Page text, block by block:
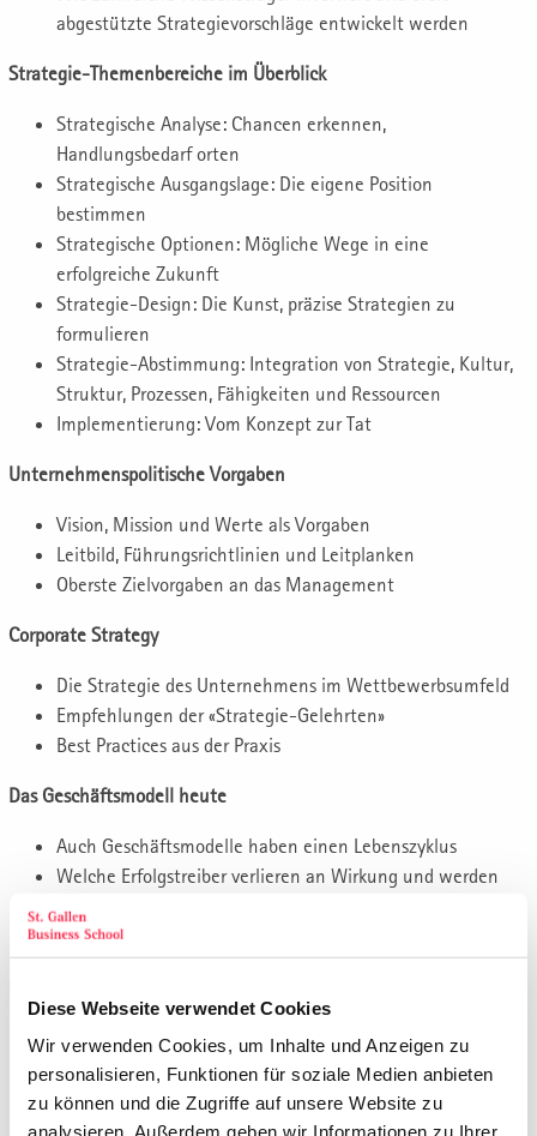
Diese Webseite verwendet Cookies
Wir verwenden Cookies, um Inhalte und Anzeigen zu
personalisieren, Funktionen für soziale Medien anbieten
zu können und die Zugriffe auf unsere Website zu
analysieren. Außerdem geben wir Informationen zu Ihrer
abgestützte Strategievorschläge entwickelt werden
Strategie-Themenbereiche im Überblick
Strategische Analyse: Chancen erkennen,
Handlungsbedarf orten
Strategische Ausgangslage: Die eigene Position
bestimmen
Strategische Optionen: Mögliche Wege in eine
erfolgreiche Zukunft
Strategie-Design: Die Kunst, präzise Strategien zu
formulieren
Strategie-Abstimmung: Integration von Strategie, Kultur,
Struktur, Prozessen, Fähigkeiten und Ressourcen
Implementierung: Vom Konzept zur Tat
Unternehmenspolitische Vorgaben
Vision, Mission und Werte als Vorgaben
Leitbild, Führungsrichtlinien und Leitplanken
Oberste Zielvorgaben an das Management
Corporate Strategy
Die Strategie des Unternehmens im Wettbewerbsumfeld
Empfehlungen der «Strategie-Gelehrten»
Best Practices aus der Praxis
Das Geschäftsmodell heute
Auch Geschäftsmodelle haben einen Lebenszyklus
Welche Erfolgstreiber verlieren an Wirkung und werden
verdrängt?
Was sind die Erfolgstreiber der Zukunft?
Das Kerngeschäft forcieren
Was gehört zum Kerngeschäft?
Strategische Ressourcensteuerung